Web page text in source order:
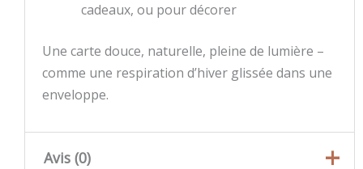
cadeaux, ou pour décorer
Une carte douce, naturelle, pleine de lumière –
comme une respiration d’hiver glissée dans une
enveloppe.
Avis (0)